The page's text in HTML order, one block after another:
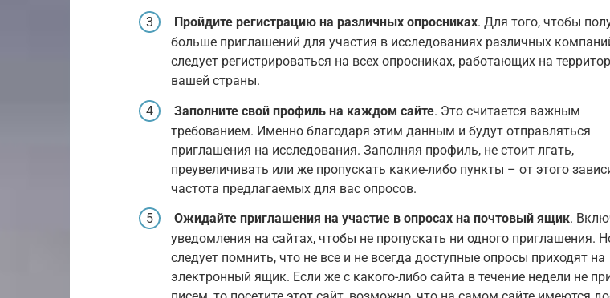
Пройдите регистрацию на различных опросниках. Для того, чтобы
больше приглашений для участия в исследованиях различных
следует регистрироваться на всех опросниках, работающих на
вашей страны.
Заполните свой профиль на каждом сайте. Это считается важным
требованием. Именно благодаря этим данным и будут отправляться
приглашения на исследования. Заполняя профиль, не стоит лгать,
преувеличивать или же пропускать какие-либо пункты – от этого
частота предлагаемых для вас опросов.
Ожидайте приглашения на участие в опросах на почтовый ящик.
уведомления на сайтах, чтобы не пропускать ни одного приглашения.
следует помнить, что не все и не всегда доступные опросы приходят на
электронный ящик. Если же с какого-либо сайта в течение недели не